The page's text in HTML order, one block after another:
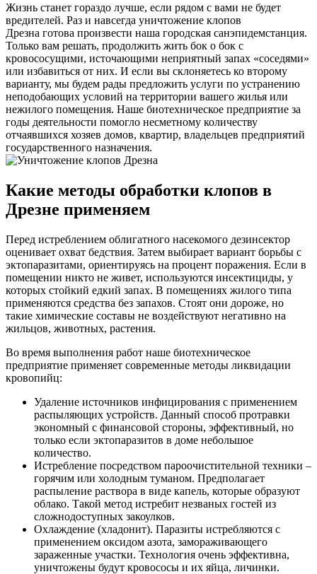
Жизнь станет гораздо лучше, если рядом с вами не будет
вредителей. Раз и навсегда уничтожение клопов
Дрезна готова произвести наша городская санэпидемстанция.
Только вам решать, продолжить жить бок о бок с
кровососущими, источающими неприятный запах «соседями»
или избавиться от них. И если вы склоняетесь ко второму
варианту, мы будем рады предложить услуги по устранению
неподобающих условий на территории вашего жилья или
нежилого помещения. Наше биотехническое предприятие за
годы деятельности помогло несметному количеству
отчаявшихся хозяев домов, квартир, владельцев предприятий
государственного назначения.
Какие методы обработки клопов в
Дрезне применяем
Перед истреблением облигатного насекомого дезинсектор
оценивает охват бедствия. Затем выбирает вариант борьбы с
эктопаразитами, ориентируясь на процент поражения. Если в
помещении никто не живет, используются инсектициды, у
которых стойкий едкий запах. В помещениях жилого типа
применяются средства без запахов. Стоят они дороже, но
такие химические составы не воздействуют негативно на
жильцов, животных, растения.
Во время выполнения работ наше биотехническое
предприятие применяет современные методы ликвидации
кровопийц:
Удаление источников инфицирования с применением
распыляющих устройств. Данный способ протравки
экономный с финансовой стороны, эффективный, но
только если эктопаразитов в доме небольшое
количество.
Истребление посредством пароочистительной техники –
горячим или холодным туманом. Предполагает
распыление раствора в виде капель, которые образуют
облако. Такой метод истребит незваных гостей из
сложнодоступных закоулков.
Охлаждение (хладонит). Паразиты истребляются с
применением оксидом азота, замораживающего
зараженные участки. Технология очень эффективна,
уничтожены будут кровососы и их яйца, личинки.